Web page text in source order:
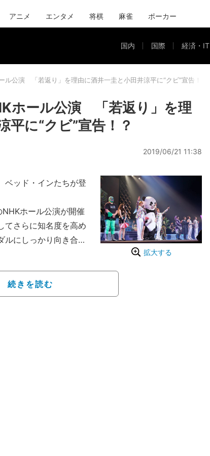
アニメ エンタメ 将棋 麻雀 ポーカー
国内 国際 経済・IT
ル公演 「若返り」を理由に酒井一圭と小田井涼平に“クビ”宣告！？
ホール公演 「若返り」を理
平に“クビ”宣告！？
2019/06/21 11:38
拡大する
ベッド・インたちが登
ホール公演が開催
てさらに知名度を高め
ルにしっかり向き合う
系プロレスイベント
している。
続きを読む